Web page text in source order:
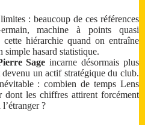
: beaucoup de ces références
machine à points quasi
hiérarchie quand on entraîne
simple hasard statistique.
Sage incarne désormais plus
un actif stratégique du club.
: combien de temps Lens
dont les chiffres attirent forcément
?